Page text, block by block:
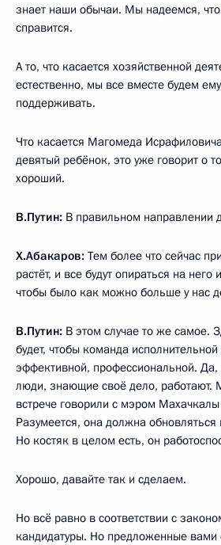
знает наши обычаи. Мы надеемся, что
справится.
А то, что касается хозяйственной
естественно, мы все вместе будем
поддерживать.
Что касается Магомеда
девятый ребёнок, это уже говорит о
хороший.
В.Путин: В правильном направлении
Х.Абакаров: Тем более что сейчас
растёт, и все будут опираться на него
чтобы было как можно больше у нас
В.Путин: В этом случае то же самое.
будет, чтобы команда
эффективной, профессиональной.
люди, знающие своё дело, работают.
встрече говорили с мэром Махачкалы
Разумеется, она должна обновляться
Но костяк в целом есть, он
Хорошо, давайте так и сделаем.
Но всё равно в соответствии с
кандидатуры. Но предложенные вами